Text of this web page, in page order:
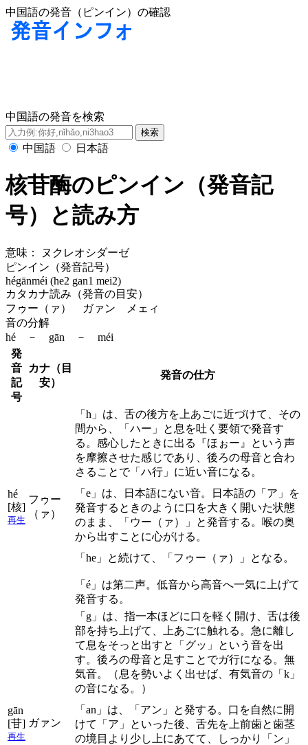
中国語の発音（ピンイン）の確認
中国語の発音を検索
中国語 日本語
核苷酶のピンイン（発音記
号）と読み方
意味：
ヌクレオシダーゼ
ピンイン（発音記号）
hégānméi (he2 gan1 mei2)
カタカナ読み（発音の目安）
フゥー（ァ） ガァン メェィ
音の分解
hé － gān － méi
発
音
記
号
カナ（目
安）
発音の仕方
hé
[核]
再生
フゥー
（ァ）
「h」は、舌の後方を上あごに近づけて、その
間から、「ハー」と息を吐く要領で発音す
る。感心したときに出る『ほぉー』という声
を摩擦させた感じであり、後ろの母音と合わ
さることで「ハ行」に近い音になる。
「e」は、日本語にない音。日本語の「ア」を
発音するときのように口を大きく開いた状態
のまま、「ウー（ァ）」と発音する。喉の奥
から出すことに心がける。
「he」と続けて、「フゥー（ァ）」となる。
「é」は第二声。低音から高音へ一気に上げて
発音する。
gān
[苷]
再生
ガァン
「g」は、指一本ほどに口を軽く開け、舌は後
部を持ち上げて、上あごに触れる。急に離し
て息をそっと出すと「グッ」という音を出
す。後ろの母音と足すことでガ行になる。無
気音。（息を勢いよく出せば、有気音の「k」
の音になる。）
「an」は、「アン」と発する。口を自然に開
けて「ア」といった後、舌先を上前歯と歯茎
の境目より少し上にあてて、しっかり「ン」